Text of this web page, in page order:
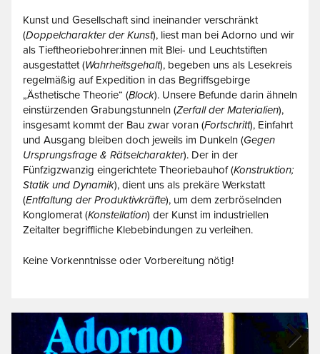
Kunst und Gesellschaft sind ineinander verschränkt
(Doppelcharakter der Kunst), liest man bei Adorno und wir
als Tieftheoriebohrer:innen mit Blei- und Leuchtstiften
ausgestattet (Wahrheitsgehalt), begeben uns als Lesekreis
regelmäßig auf Expedition in das Begriffsgebirge
„Ästhetische Theorie“ (Block). Unsere Befunde darin ähneln
einstürzenden Grabungstunneln (Zerfall der Materialien),
insgesamt kommt der Bau zwar voran (Fortschritt), Einfahrt
und Ausgang bleiben doch jeweils im Dunkeln (Gegen
Ursprungsfrage & Rätselcharakter). Der in der
Fünfzigzwanzig eingerichtete Theoriebauhof (Konstruktion;
Statik und Dynamik), dient uns als prekäre Werkstatt
(Entfaltung der Produktivkräfte), um dem zerbröselnden
Konglomerat (Konstellation) der Kunst im industriellen
Zeitalter begriffliche Klebebindungen zu verleihen.
Keine Vorkenntnisse oder Vorbereitung nötig!